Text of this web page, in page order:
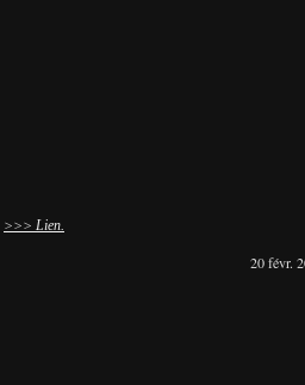
>>> Lien.
20 févr.